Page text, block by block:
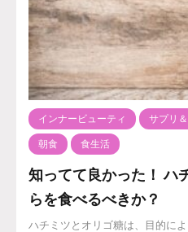
インナービューティ サプリ
朝食 食生活
知ってて良かった！ ハ
らを食べるべきか？
ハチミツとオリゴ糖は、目的に